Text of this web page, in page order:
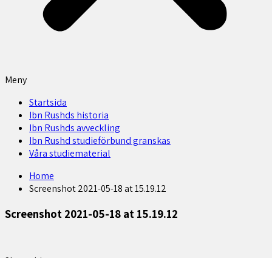
Meny
Startsida
Ibn Rushds historia
Ibn Rushds avveckling
Ibn Rushd studieförbund granskas​
Våra studiematerial
Home
Screenshot 2021-05-18 at 15.19.12
Screenshot 2021-05-18 at 15.19.12